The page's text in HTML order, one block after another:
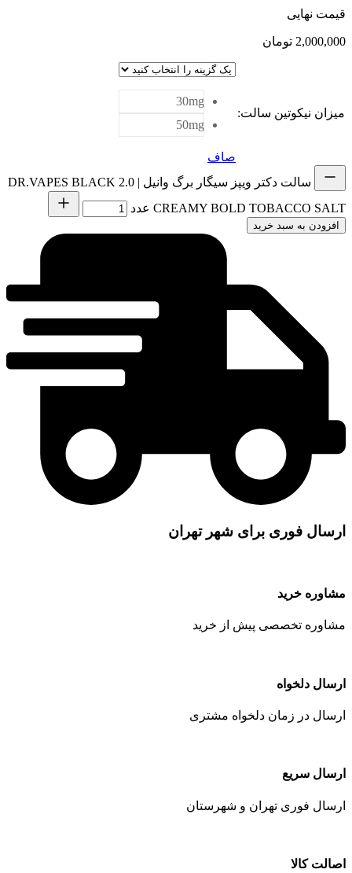
قیمت نهایی
2,000,000 تومان
میزان نیکوتین سالت:
30mg
50mg
صاف
سالت دکتر ویپز سیگار برگ وانیل | DR.VAPES BLACK 2.0
CREAMY BOLD TOBACCO SALT عدد
افزودن به سبد خرید
ارسال فوری برای شهر تهران
مشاوره خرید
مشاوره تخصصی پیش از خرید
ارسال دلخواه
ارسال در زمان دلخواه مشتری
ارسال سریع
ارسال فوری تهران و شهرستان
اصالت کالا